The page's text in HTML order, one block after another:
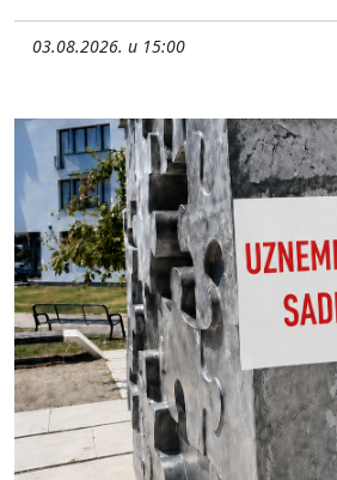
03.08.2026. u 15:00